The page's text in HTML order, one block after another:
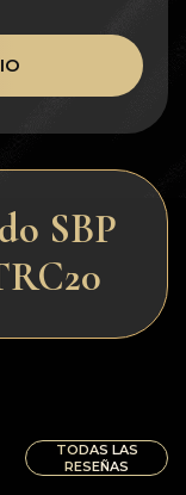
SBP
TODAS LAS
RESEÑAS